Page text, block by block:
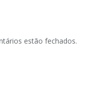
estão fechados.